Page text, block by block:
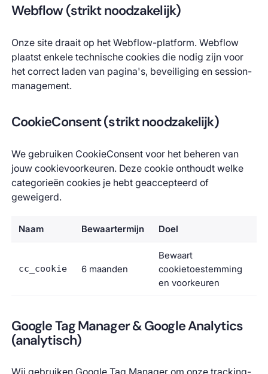
Webflow (strikt noodzakelijk)
Onze site draait op het Webflow-platform. Webflow
plaatst enkele technische cookies die nodig zijn voor
het correct laden van pagina's, beveiliging en session-
management.
CookieConsent (strikt noodzakelijk)
We gebruiken CookieConsent voor het beheren van
jouw cookievoorkeuren. Deze cookie onthoudt welke
categorieën cookies je hebt geaccepteerd of
geweigerd.
Naam Bewaartermijn Doel
cc_cookie 6 maanden
Bewaart
cookietoestemming
en voorkeuren
Google Tag Manager & Google Analytics
(analytisch)
Wij gebruiken Google Tag Manager om onze tracking-